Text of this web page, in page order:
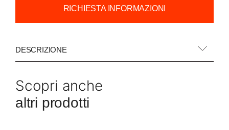
RICHIESTA INFORMAZIONI
DESCRIZIONE
Scopri anche
altri prodotti